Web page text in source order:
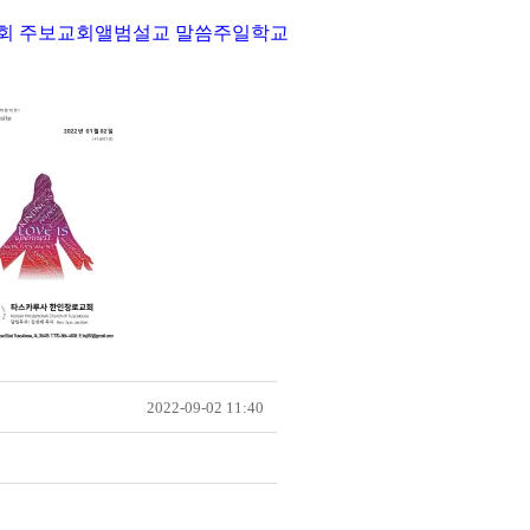
주보 교회앨범설교 말씀주일학교
2022-09-02 11:40